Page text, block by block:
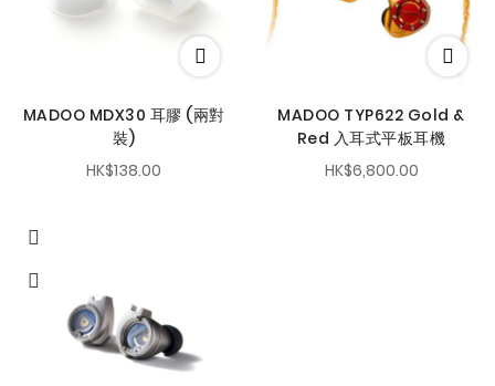
MADOO MDX30 耳膠 (兩對
裝)
HK$138.00
MADOO TYP622 Gold &
Red 入耳式平板耳機
HK$6,800.00